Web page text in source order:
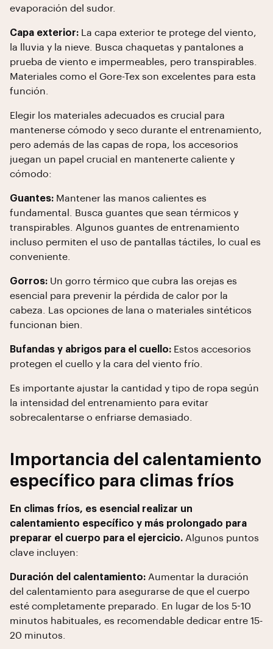
evaporación del sudor.
Capa exterior: La capa exterior te protege del viento,
la lluvia y la nieve. Busca chaquetas y pantalones a
prueba de viento e impermeables, pero transpirables.
Materiales como el Gore-Tex son excelentes para esta
función.
Elegir los materiales adecuados es crucial para
mantenerse cómodo y seco durante el entrenamiento,
pero además de las capas de ropa, los accesorios
juegan un papel crucial en mantenerte caliente y
cómodo:
Guantes: Mantener las manos calientes es
fundamental. Busca guantes que sean térmicos y
transpirables. Algunos guantes de entrenamiento
incluso permiten el uso de pantallas táctiles, lo cual es
conveniente.
Gorros: Un gorro térmico que cubra las orejas es
esencial para prevenir la pérdida de calor por la
cabeza. Las opciones de lana o materiales sintéticos
funcionan bien.
Bufandas y abrigos para el cuello: Estos accesorios
protegen el cuello y la cara del viento frío.
Es importante ajustar la cantidad y tipo de ropa según
la intensidad del entrenamiento para evitar
sobrecalentarse o enfriarse demasiado.
Importancia del calentamiento
específico para climas fríos
En climas fríos, es esencial realizar un
calentamiento específico y más prolongado para
preparar el cuerpo para el ejercicio. Algunos puntos
clave incluyen:
Duración del calentamiento: Aumentar la duración
del calentamiento para asegurarse de que el cuerpo
esté completamente preparado. En lugar de los 5-10
minutos habituales, es recomendable dedicar entre 15-
20 minutos.